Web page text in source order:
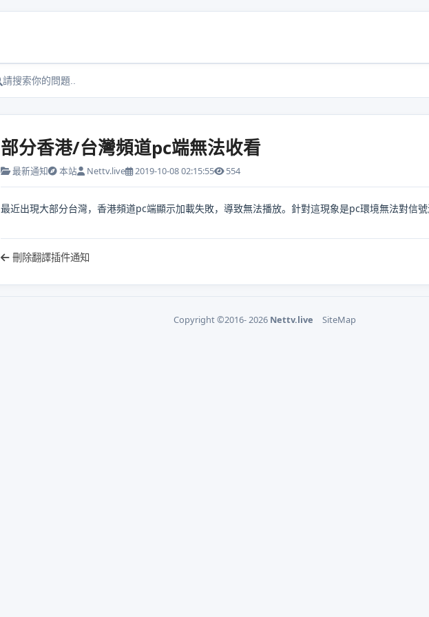
部分香港/台灣頻道pc端無法收看
最新通知 本站 Nettv.live 2019-10-08 02:15:55 554
最近出現大部分台灣，香港頻道pc端顯示加載失敗，導致無法播放。針對這現象是pc環境無法對信
刪除翻譯插件通知
Copyright ©2016- 2026 Nettv.live SiteMap